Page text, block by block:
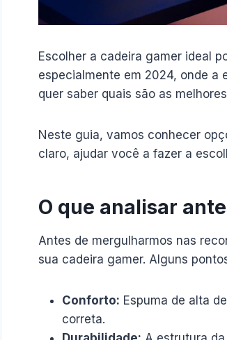
Escolher a cadeira gamer ideal
especialmente em 2024, onde a
quer saber quais são as
Neste guia, vamos conhecer
claro, ajudar você a fazer a
O que analisar
Antes de mergulharmos nas
sua cadeira gamer. Alguns
Conforto: Espuma de alta
correta.